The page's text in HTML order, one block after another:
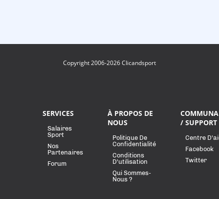
Copyright 2006-2026 Clicandsport
SERVICES
Salaires
Sport
Nos
Partenaires
Forum
À PROPOS DE
NOUS
Politique De
Confidentialité
Conditions
D'utilisation
Qui Sommes-
Nous ?
/ SUPPORT
Centre
Facebook
Twitter